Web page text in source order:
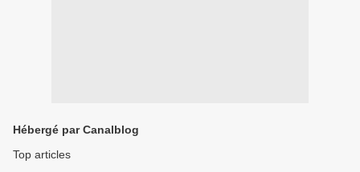
Hébergé par Canalblog
Top articles